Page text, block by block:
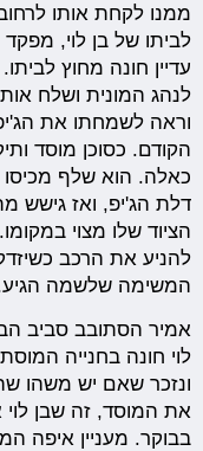
לביתו של בן לוי,
עדיין חונה מחוץ
לנהג המונית ושלח
וראה לשמחתו את
הקודם. כסוכן מוסד
כאלה. הוא שלף מכיסו
דלת הג'יפ, ואז גישש
הציוד שלו מצוי
להניע את הרכב
המשימה שלשמה
אמיר הסתובב סביב
לוי חונה בחנייה
ונזכר שאם יש משהו
את המוסד, זה שבן לוי
בבוקר. מעניין איפה